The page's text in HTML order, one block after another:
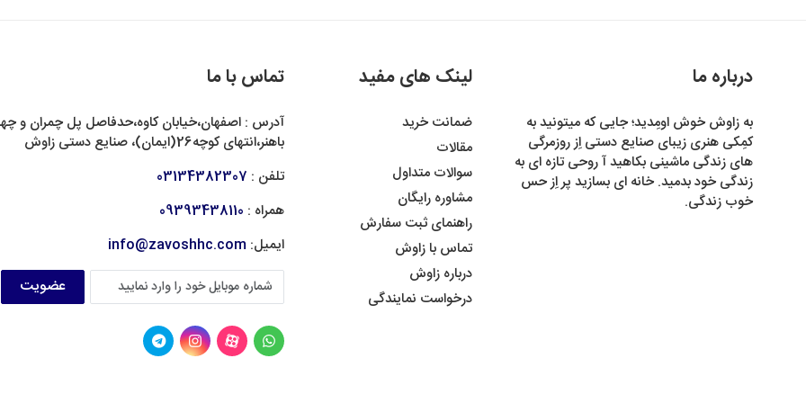
درباره ما
به زاوش خوش اومِدید؛ جایی که میتونید به
کمِکی هنری زیبای صنایع دستی اِز روزمرگی
های زندگی ماشینی بکاهید آ روحی تازه ای به
زندگی خود بدمید. خانه ای بسازید پر اِز حس
خوب زندگی.
لینک های مفید
ضمانت خرید
مقالات
سوالات متداول
مشاوره رایگان
راهنمای ثبت سفارش
تماس با زاوش
درباره زاوش
درخواست نمایندگی
تماس با ما
آدرس : اصفهان،خیابان کاوه،حدفاصل پل چمران و
باهنر،انتهای کوچه26(ایمان)، صنایع دستی زاوش
تلفن : 03134382307
همراه : 09393438110
ایمیل: info@zavoshhc.com
عضویت